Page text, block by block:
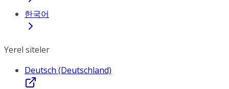
한국어
Yerel siteler
Deutsch (Deutschland)